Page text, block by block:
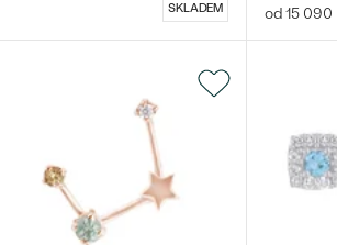
SKLADEM od 15 090